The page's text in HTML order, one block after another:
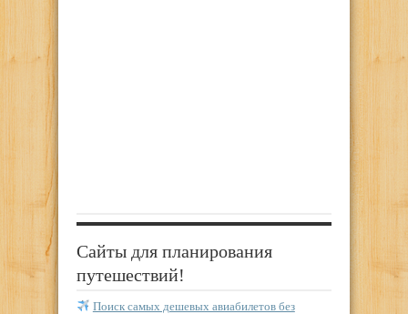
Сайты для планирования
путешествий!
Поиск самых дешевых авиабилетов без